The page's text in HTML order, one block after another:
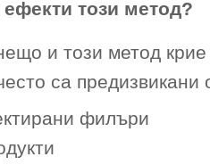
този метод?
и този метод
са предизвикани
филъри